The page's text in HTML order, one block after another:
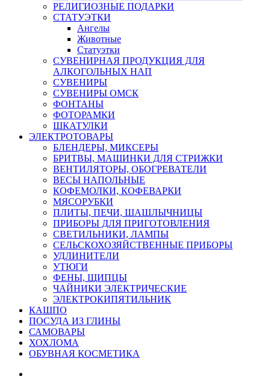
РЕЛИГИОЗНЫЕ ПОДАРКИ
СТАТУЭТКИ
Ангелы
Животные
Статуэтки
СУВЕНИРНАЯ ПРОДУКЦИЯ ДЛЯ
АЛКОГОЛЬНЫХ НАП
СУВЕНИРЫ
СУВЕНИРЫ ОМСК
ФОНТАНЫ
ФОТОРАМКИ
ШКАТУЛКИ
ЭЛЕКТРОТОВАРЫ
БЛЕНДЕРЫ, МИКСЕРЫ
БРИТВЫ, МАШИНКИ ДЛЯ СТРИЖКИ
ВЕНТИЛЯТОРЫ, ОБОГРЕВАТЕЛИ
ВЕСЫ НАПОЛЬНЫЕ
КОФЕМОЛКИ, КОФЕВАРКИ
МЯСОРУБКИ
ПЛИТЫ, ПЕЧИ, ШАШЛЫЧНИЦЫ
ПРИБОРЫ ДЛЯ ПРИГОТОВЛЕНИЯ
СВЕТИЛЬНИКИ, ЛАМПЫ
СЕЛЬСКОХОЗЯЙСТВЕННЫЕ ПРИБОРЫ
УДЛИНИТЕЛИ
УТЮГИ
ФЕНЫ, ЩИПЦЫ
ЧАЙНИКИ ЭЛЕКТРИЧЕСКИЕ
ЭЛЕКТРОКИПЯТИЛЬНИК
КАШПО
ПОСУДА ИЗ ГЛИНЫ
САМОВАРЫ
ХОХЛОМА
ОБУВНАЯ КОСМЕТИКА